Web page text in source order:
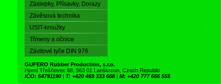
Záslepky, Přísavky, Dorazy
Závěsová technika
USIT-kroužky
Třmeny a očnice
Závitové tyče DIN 976
GUFERO Rubber Production, s.r.o.
Horní Třešňovec 68, 563 01 Lanškroun, Czech Republic
IČO: 64791190 | T: +420 469 333 666 | M: +420 777 666 555